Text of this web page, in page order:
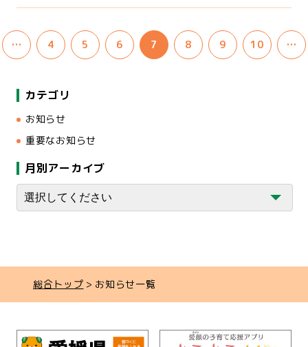
… 4 5 6 7 8 9 10 …
カテゴリ
お知らせ
重要なお知らせ
月別アーカイブ
総合トップ お知らせ一覧